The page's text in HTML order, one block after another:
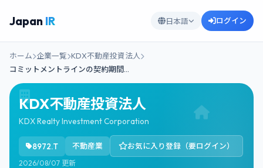
Japan IR 日本語 ログイン
ホーム 企業一覧 KDX不動産投資法人
コミットメントラインの契約期間…
KDX不動産投資法人
KDX Realty Investment Corporation
8972.T 不動産業 お気に入り登録（要ログイン）
2026/08/07 更新